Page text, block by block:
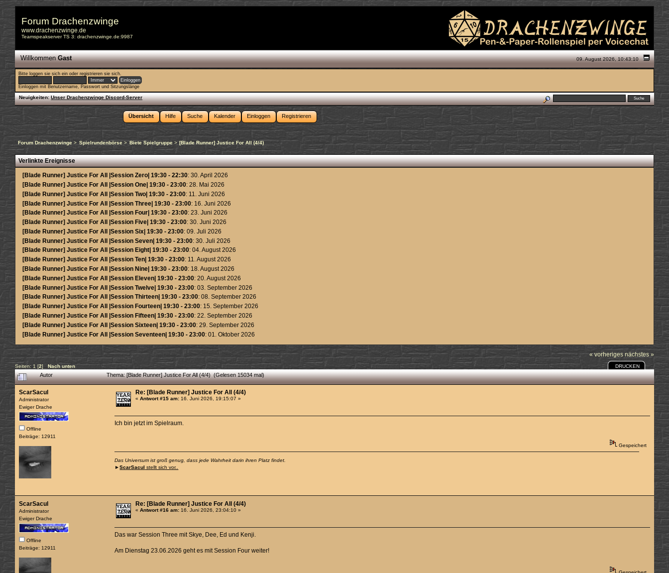
Forum Drachenzwinge
www.drachenzwinge.de
Teamspeakserver TS 3: drachenzwinge.de:9987
09. August 2026, 10:43:10
WillkommenGast
Bitte loggen sie sich ein oderregistrieren sie sich.
Einloggen mit Benutzername, Passwort und Sitzungslänge
Neuigkeiten: Unser Drachenzwinge Discord-Server
Übersicht Hilfe Suche Kalender Einloggen Registrieren
Forum Drachenzwinge > Spielrundenbörse> Biete Spielgruppe> [Blade Runner] Justice For All (4/4)
Verlinkte Ereignisse
[Blade Runner] Justice For All |Session Zero| 19:30 - 22:30: 30. April 2026
[Blade Runner] Justice For All |Session One| 19:30 - 23:00: 28. Mai 2026
[Blade Runner] Justice For All |Session Two| 19:30 - 23:00: 11. Juni 2026
[Blade Runner] Justice For All |Session Three| 19:30 - 23:00: 16. Juni 2026
[Blade Runner] Justice For All |Session Four| 19:30 - 23:00: 23. Juni 2026
[Blade Runner] Justice For All |Session Five| 19:30 - 23:00: 30. Juni 2026
[Blade Runner] Justice For All |Session Six| 19:30 - 23:00: 09. Juli 2026
[Blade Runner] Justice For All |Session Seven| 19:30 - 23:00: 30. Juli 2026
[Blade Runner] Justice For All |Session Eight| 19:30 - 23:00: 04. August 2026
[Blade Runner] Justice For All |Session Ten| 19:30 - 23:00: 11. August 2026
[Blade Runner] Justice For All |Session Nine| 19:30 - 23:00: 18. August 2026
[Blade Runner] Justice For All |Session Eleven| 19:30 - 23:00: 20. August 2026
[Blade Runner] Justice For All |Session Twelve| 19:30 - 23:00: 03. September 2026
[Blade Runner] Justice For All |Session Thirteen| 19:30 - 23:00: 08. September 2026
[Blade Runner] Justice For All |Session Fourteen| 19:30 - 23:00: 15. September 2026
[Blade Runner] Justice For All |Session Fifteen| 19:30 - 23:00: 22. September 2026
[Blade Runner] Justice For All |Session Sixteen| 19:30 - 23:00: 29. September 2026
[Blade Runner] Justice For All |Session Seventeen| 19:30 - 23:00: 01. Oktober 2026
« vorheriges nächstes »
Seiten: 1 [2] Nach unten DRUCKEN
Autor Thema: [Blade Runner] Justice For All (4/4) (Gelesen 15034 mal)
ScarSacul
Administrator
Ewiger Drache
Offline
Beiträge: 12911
Re: [Blade Runner] Justice For All (4/4)
«Antwort #15 am: 16. Juni 2026, 19:15:07 »
Ich bin jetzt im Spielraum.
Gespeichert
Das Universum ist groß genug, dass jede Wahrheit darin ihren Platz findet.
►ScarSacul stellt sich vor..
ScarSacul
Administrator
Ewiger Drache
Offline
Beiträge: 12911
Re: [Blade Runner] Justice For All (4/4)
«Antwort #16 am: 16. Juni 2026, 23:04:10 »
Das war Session Three mit Skye, Dee, Ed und Kenji.
Am Dienstag 23.06.2026 geht es mit Session Four weiter!